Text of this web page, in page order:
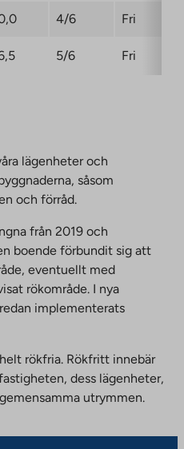
4/6 Fri
5/6 Fri
lägenheter och
såsom
och förråd.
från 2019 och
boende förbundit sig att
eventuellt med
rökområde. I nya
implementerats
rökfria. Rökfritt innebär
dess lägenheter,
utrymmen.